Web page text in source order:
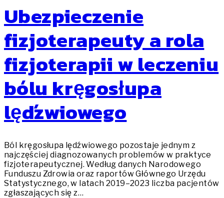
Ubezpieczenie
fizjoterapeuty a rola
fizjoterapii w leczeniu
bólu kręgosłupa
lędźwiowego
Ból kręgosłupa lędźwiowego pozostaje jednym z
najczęściej diagnozowanych problemów w praktyce
fizjoterapeutycznej. Według danych Narodowego
Funduszu Zdrowia oraz raportów Głównego Urzędu
Statystycznego, w latach 2019–2023 liczba pacjentów
zgłaszających się z…